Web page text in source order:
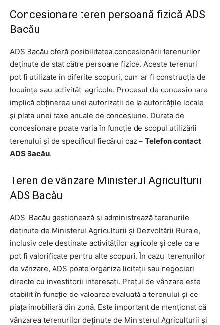
Concesionare teren persoană fizică ADS
Bacău
ADS Bacău oferă posibilitatea concesionării terenurilor
deţinute de stat către persoane fizice. Aceste terenuri
pot fi utilizate în diferite scopuri, cum ar fi construcţia de
locuinţe sau activităţi agricole. Procesul de concesionare
implică obţinerea unei autorizaţii de la autorităţile locale
şi plata unei taxe anuale de concesiune. Durata de
concesionare poate varia în funcţie de scopul utilizării
terenului şi de specificul fiecărui caz – Telefon contact
ADS Bacău.
Teren de vânzare Ministerul Agriculturii
ADS Bacău
ADS Bacău gestionează şi administrează terenurile
deţinute de Ministerul Agriculturii şi Dezvoltării Rurale,
inclusiv cele destinate activităţilor agricole şi cele care
pot fi valorificate pentru alte scopuri. În cazul terenurilor
de vânzare, ADS poate organiza licitaţii sau negocieri
directe cu investitorii interesaţi. Preţul de vânzare este
stabilit în funcţie de valoarea evaluată a terenului şi de
piaţa imobiliară din zonă. Este important de menţionat că
vânzarea terenurilor deţinute de Ministerul Agriculturii şi